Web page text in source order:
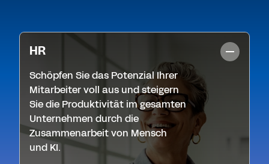
HR
Schöpfen Sie das Potenzial Ihrer
Mitarbeiter voll aus und steigern
Sie die Produktivität im gesamten
Unternehmen durch die
Zusammenarbeit von Mensch
und KI.